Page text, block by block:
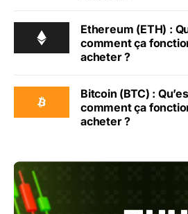
Ethereum (ETH) :
comment ça
acheter ?
Bitcoin (BTC) :
comment ça
acheter ?